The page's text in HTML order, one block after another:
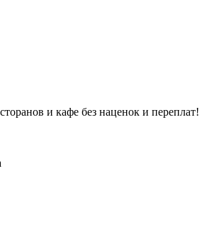
и кафе без наценок и переплат!